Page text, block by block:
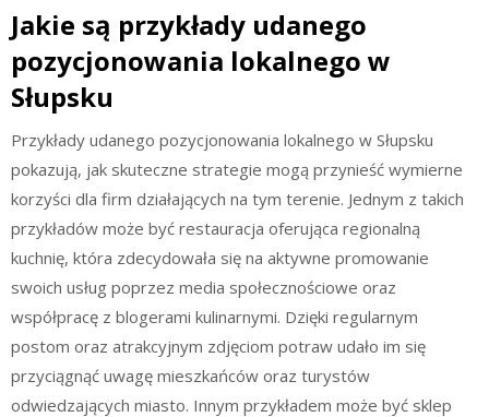
Jakie są przykłady udanego
pozycjonowania lokalnego w
Słupsku
Przykłady udanego pozycjonowania lokalnego w Słupsku
pokazują, jak skuteczne strategie mogą przynieść wymierne
korzyści dla firm działających na tym terenie. Jednym z takich
przykładów może być restauracja oferująca regionalną
kuchnię, która zdecydowała się na aktywne promowanie
swoich usług poprzez media społecznościowe oraz
współpracę z blogerami kulinarnymi. Dzięki regularnym
postom oraz atrakcyjnym zdjęciom potraw udało im się
przyciągnąć uwagę mieszkańców oraz turystów
odwiedzających miasto. Innym przykładem może być sklep